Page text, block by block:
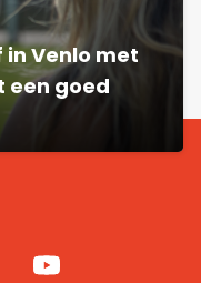
Venlo met
een goed